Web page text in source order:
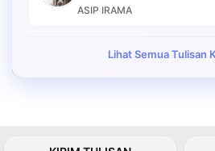
ASIP IRAMA
Lihat Semua Tulisan